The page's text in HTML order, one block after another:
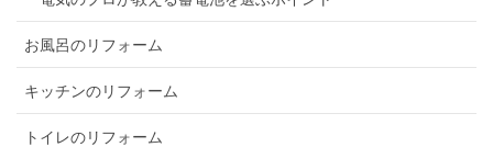
お風呂のリフォーム
キッチンのリフォーム
トイレのリフォーム